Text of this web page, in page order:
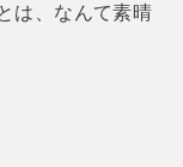
は、なんて素晴